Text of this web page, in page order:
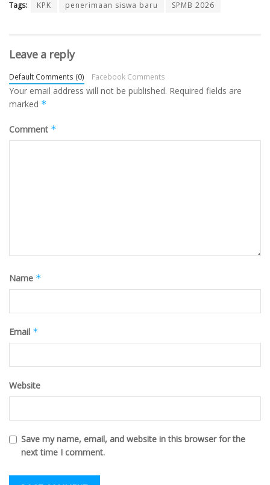
Tags: KPK penerimaan siswa baru SPMB 2026
Leave a reply
Default Comments (0) Facebook Comments
Your email address will not be published. Required fields are
marked *
Comment *
Name *
Email *
Website
Save my name, email, and website in this browser for the
next time I comment.